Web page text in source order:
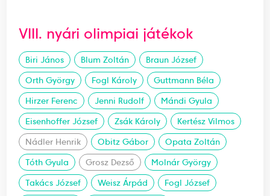
VIII. nyári olimpiai játékok
Biri János Blum Zoltán
Braun József
Orth György
Fogl Károly
Guttmann Béla
Hirzer Ferenc
Jenni Rudolf
Mándi Gyula
Eisenhoffer József
Zsák Károly
Kertész Vilmos
Nádler Henrik
Obitz Gábor
Opata Zoltán
Tóth Gyula
Grosz Dezső
Molnár György
Takács József
Weisz Árpád
Fogl József